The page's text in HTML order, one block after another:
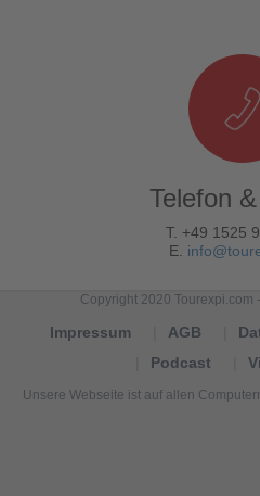
Telefon
T. +49 1525
E.
Copyright 2020 Tourexpi.com
Impressum AGB
Podcast
Unsere Webseite ist auf allen